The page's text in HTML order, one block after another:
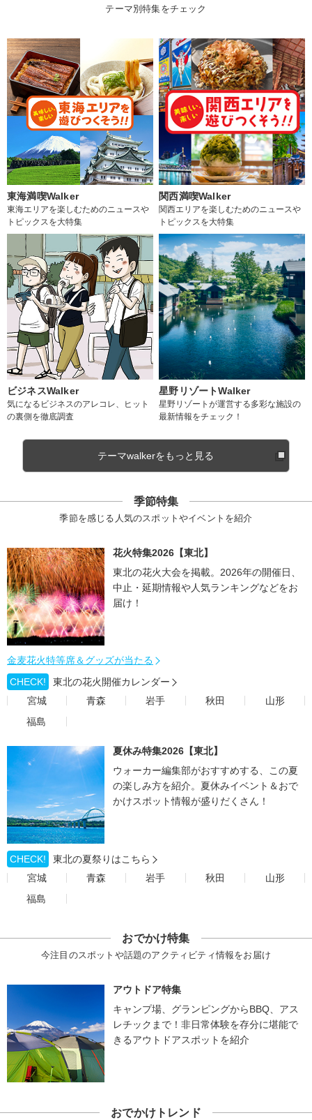
テーマ別特集をチェック
東海満喫Walker
東海エリアを楽しむためのニュースや
トピックスを大特集
関西満喫Walker
関西エリアを楽しむためのニュースや
トピックスを大特集
ビジネスWalker
気になるビジネスのアレコレ、ヒット
の裏側を徹底調査
星野リゾートWalker
星野リゾートが運営する多彩な施設の
最新情報をチェック！
テーマwalkerをもっと見る
季節特集
季節を感じる人気のスポットやイベントを紹介
花火特集2026【東北】
東北の花火大会を掲載。2026年の開催日、
中止・延期情報や人気ランキングなどをお
届け！
金麦花火特等席＆グッズが当たる
CHECK!
東北の花火開催カレンダー
宮城
青森 岩手 秋田
山形
福島
夏休み特集2026【東北】
ウォーカー編集部がおすすめする、この夏
の楽しみ方を紹介。夏休みイベント＆おで
かけスポット情報が盛りだくさん！
CHECK!
東北の夏祭りはこちら
宮城
青森 岩手 秋田
山形
福島
おでかけ特集
今注目のスポットや話題のアクティビティ情報をお届け
アウトドア特集
キャンプ場、グランピングからBBQ、アス
レチックまで！非日常体験を存分に堪能で
きるアウトドアスポットを紹介
おでかけトレンド